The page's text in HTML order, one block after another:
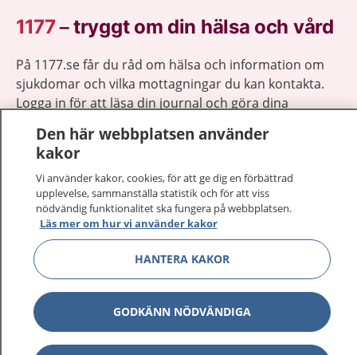
1177–tryggt om din hälsa och vård
På 1177.se får du råd om hälsa och information om
sjukdomar och vilka mottagningar du kan kontakta.
Logga in för att läsa din journal och göra dina
sjukvårdsrådgivning dygnet runt.
1177 ger dig råd när du vill må bättre.
1177 på flera språk Visa
Om 1177 Visa
Visa
Den här webbplatsen använder
kakor
Vi använder kakor, cookies, för att ge dig en förbättrad
upplevelse, sammanställa statistik och för att viss
nödvändig funktionalitet ska fungera på webbplatsen.
Läs mer om hur vi använder kakor
HANTERA KAKOR
GODKÄNN NÖDVÄNDIGA